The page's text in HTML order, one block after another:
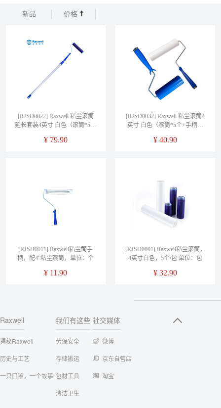
新品 价格
[RJSD0022] Raxwell 粘尘滚筒
延长套装4英寸 白色（滚筒*5个
位：套
¥ 79.90
[RJSD0032] Raxwell 粘尘滚筒4
英寸 白色（滚筒*5个+手柄*1
¥40.90
[RJSD0011] Raxwell粘尘筒手
柄，配4”粘尘滚筒，单位：个
¥ 11.90
[RJSD0001] Raxwell粘尘滚筒，
4英寸白色，5个/包 单位：包
¥32.90
Raxwell
揭秘Raxwell
历史与工艺
一只口罩，一个故事
我们有这些
劳保安全
存储搬运
包材工具
清洁卫生
社交媒体
微博
京东自营店
淘宝